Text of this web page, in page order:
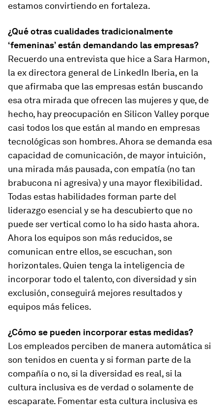
estamos convirtiendo en fortaleza.
¿Qué otras cualidades tradicionalmente
‘femeninas’ están demandando las empresas?
Recuerdo una entrevista que hice a Sara Harmon,
la ex directora general de LinkedIn Iberia, en la
que afirmaba que las empresas están buscando
esa otra mirada que ofrecen las mujeres y que, de
hecho, hay preocupación en Silicon Valley porque
casi todos los que están al mando en empresas
tecnológicas son hombres. Ahora se demanda esa
capacidad de comunicación, de mayor intuición,
una mirada más pausada, con empatía (no tan
brabucona ni agresiva) y una mayor flexibilidad.
Todas estas habilidades forman parte del
liderazgo esencial y se ha descubierto que no
puede ser vertical como lo ha sido hasta ahora.
Ahora los equipos son más reducidos, se
comunican entre ellos, se escuchan, son
horizontales. Quien tenga la inteligencia de
incorporar todo el talento, con diversidad y sin
exclusión, conseguirá mejores resultados y
equipos más felices.
¿Cómo se pueden incorporar estas medidas?
Los empleados perciben de manera automática si
son tenidos en cuenta y si forman parte de la
compañía o no, si la diversidad es real, si la
cultura inclusiva es de verdad o solamente de
escaparate. Fomentar esta cultura inclusiva es